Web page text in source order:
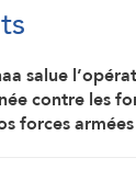
salue
contre les
forces